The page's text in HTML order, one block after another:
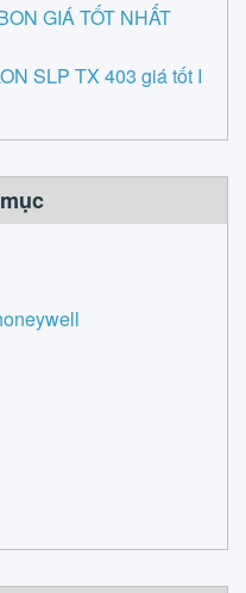
GIÁ TỐT NHẤT
SLP TX 403 giá tốt I